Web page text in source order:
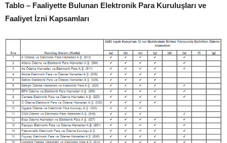
Tablo – Faaliyette Bulunan Elektronik Para Kuruluşları ve
Faaliyet İzni Kapsamları